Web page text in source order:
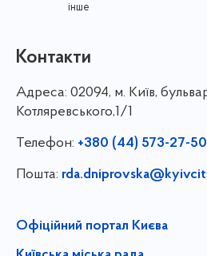
інше
Контакти
Адреса: 02094, м. Київ,
Котляревського,1/1
Телефон: +380 (44) 573-27-50
Пошта:
Офіційний портал Києва